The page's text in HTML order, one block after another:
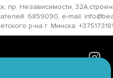
Независимости,
6859090, e-mail:
р-на г. Минска: